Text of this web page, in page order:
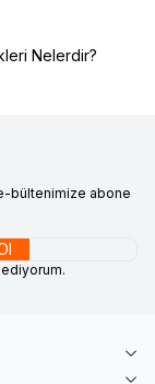
Nelerdir?
bültenimize abone